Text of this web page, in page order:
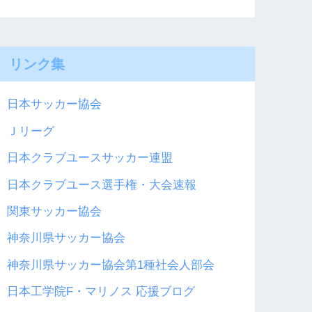
リンク集
日本サッカー協会
Ｊリーグ
日本クラブユースサッカー連盟
日本クラブユース選手権・大会速報
関東サッカー協会
神奈川県サッカー協会
神奈川県サッカー協会第1種社会人部会
日本工学院F・マリノス 応援ブログ